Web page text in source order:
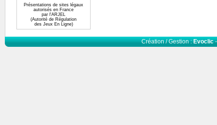
Présentations de sites légaux
autorisés en France
par l'ARJEL
(Autorité de Régulation
des Jeux En Ligne)
Création / Gestion :Evoclic-